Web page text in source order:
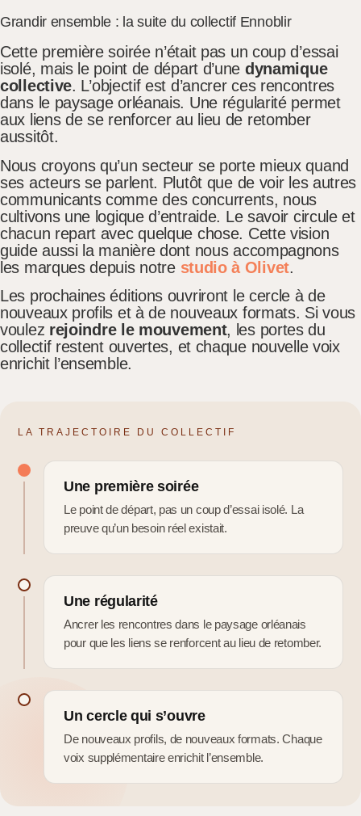
Grandir ensemble : la suite du collectif Ennoblir
Cette première soirée n’était pas un coup d’essai
isolé, mais le point de départ d’une dynamique
collective. L’objectif est d’ancrer ces rencontres
dans le paysage orléanais. Une régularité permet
aux liens de se renforcer au lieu de retomber
aussitôt.
Nous croyons qu’un secteur se porte mieux quand
ses acteurs se parlent. Plutôt que de voir les autres
communicants comme des concurrents, nous
cultivons une logique d’entraide. Le savoir circule et
chacun repart avec quelque chose. Cette vision
guide aussi la manière dont nous accompagnons
les marques depuis notre studio à Olivet.
Les prochaines éditions ouvriront le cercle à de
nouveaux profils et à de nouveaux formats. Si vous
voulez rejoindre le mouvement, les portes du
collectif restent ouvertes, et chaque nouvelle voix
enrichit l’ensemble.
LA TRAJECTOIRE DU COLLECTIF
Une première soirée
Le point de départ, pas un coup d’essai isolé. La
preuve qu’un besoin réel existait.
Une régularité
Ancrer les rencontres dans le paysage orléanais
pour que les liens se renforcent au lieu de retomber.
Un cercle qui s’ouvre
De nouveaux profils, de nouveaux formats. Chaque
voix supplémentaire enrichit l’ensemble.